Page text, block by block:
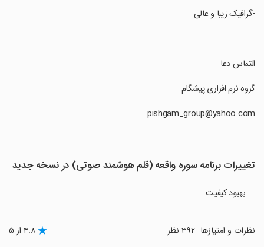
‏-گرافیک زیبا و عالی
‏التماس دعا
‏گروه نرم افزاری پیشگام
تغییرات برنامه سوره واقعه (قلم هوشمند صوتی) در نسخه جدید
بهبود کیفیت
نظرات و امتیازها ۴.۸ از ۵